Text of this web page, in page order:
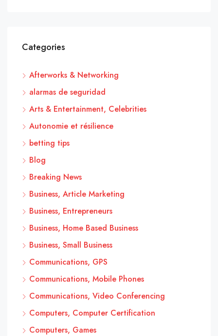
Categories
Afterworks & Networking
alarmas de seguridad
Arts & Entertainment, Celebrities
Autonomie et résilience
betting tips
Blog
Breaking News
Business, Article Marketing
Business, Entrepreneurs
Business, Home Based Business
Business, Small Business
Communications, GPS
Communications, Mobile Phones
Communications, Video Conferencing
Computers, Computer Certification
Computers, Games